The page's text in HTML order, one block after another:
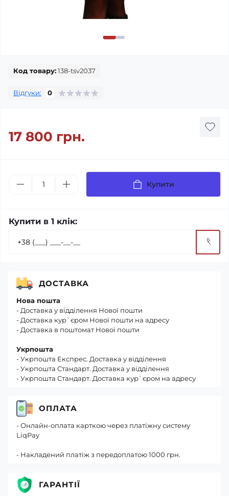
Код товару:138-tsv2037
Відгуки: 0
17 800 грн.
Купити
Купити в 1 клік:
ДОСТАВКА
Нова пошта
- Доставка у відділення Нової пошти
- Доставка кур`єром Нової пошти на адресу
- Доставка в поштомат Нової пошти
Укрпошта
- Укрпошта Експрес. Доставка у відділення
- Укрпошта Стандарт. Доставка у відділення
- Укрпошта Стандарт. Доставка кур`єром на адресу
ОПЛАТА
- Онлайн-оплата карткою через платіжну систему
LiqPay
- Накладений платіж з передоплатою 1000 грн.
ГАРАНТІЇ